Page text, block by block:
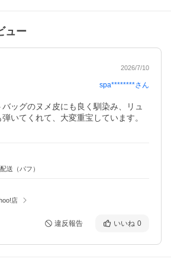
ュー
2026/7/10
spa********さん
ッグのヌメ皮にも良く馴染み、リュ
いてくれて、大変重宝しています。
送（パフ）
店
違反報告 いいね 0